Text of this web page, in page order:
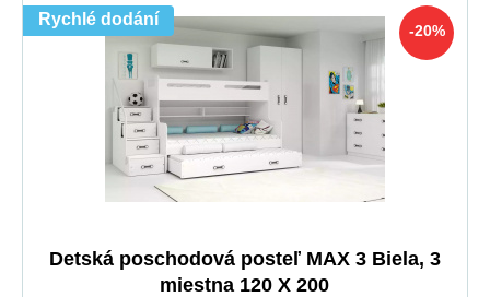
-20%
Rychlé dodání
Detská poschodová posteľ MAX 3 Biela, 3
miestna 120 X 200